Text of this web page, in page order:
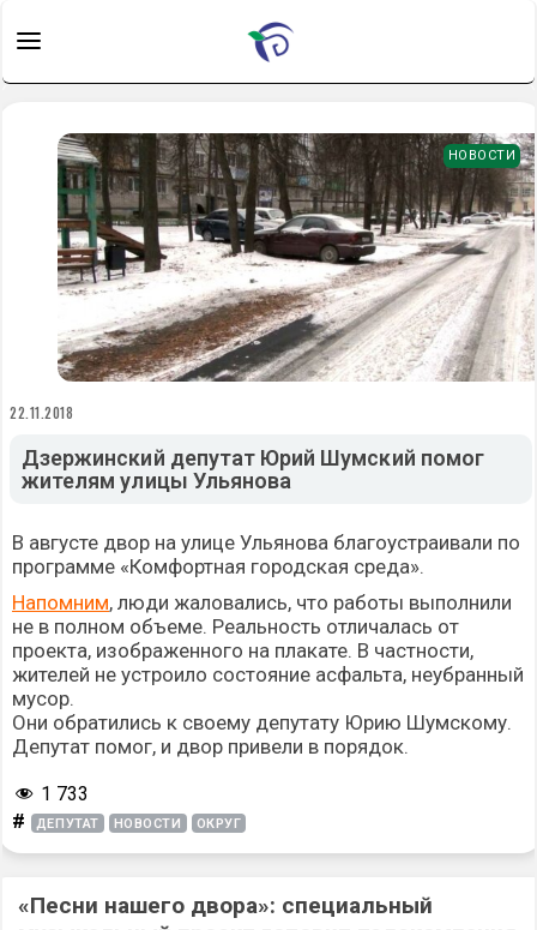
НОВОСТИ
22.11.2018
Дзержинский депутат Юрий Шумский помог
жителям улицы Ульянова
В августе двор на улице Ульянова благоустраивали по
программе «Комфортная городская среда».
Напомним, люди жаловались, что работы выполнили
не в полном объеме. Реальность отличалась от
проекта, изображенного на плакате. В частности,
жителей не устроило состояние асфальта, неубранный
мусор.
Они обратились к своему депутату Юрию Шумскому.
Депутат помог, и двор привели в порядок.
1 733
# ДЕПУТАТ НОВОСТИ ОКРУГ
«Песни нашего двора»: специальный